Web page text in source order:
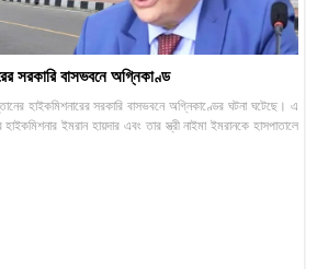
সরকারি বাসভবনে অগ্নিকাণ্ড
হাইকমিশনারের সরকারি বাসভবনে অগ্নিকাণ্ডের ঘটনা ঘটেছে। এ
ইমরান হায়দার এবং তার স্ত্রী নাইমা ইমরানকে হাসপাতালে